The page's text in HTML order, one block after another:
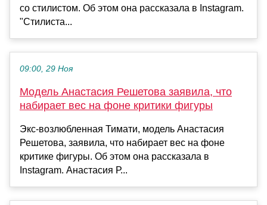
со стилистом. Об этом она рассказала в Instagram.
"Стилиста...
09:00, 29 Ноя
Модель Анастасия Решетова заявила, что
набирает вес на фоне критики фигуры
Экс-возлюбленная Тимати, модель Анастасия
Решетова, заявила, что набирает вес на фоне
критике фигуры. Об этом она рассказала в
Instagram. Анастасия Р...